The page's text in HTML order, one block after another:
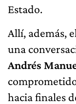
Estado.
Allí, además,
una
Andrés
hacia finales